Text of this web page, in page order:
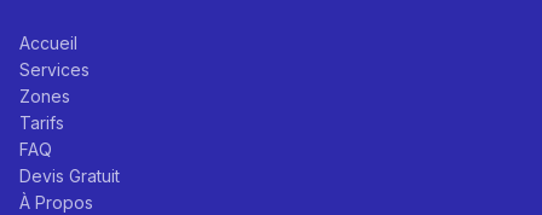
Accueil
Services
Zones
Tarifs
FAQ
Devis Gratuit
À Propos